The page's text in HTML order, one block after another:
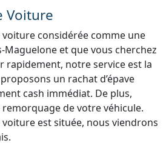
Voiture
voiture considérée comme une
Maguelone et que vous cherchez
rapidement, notre service est la
un rachat d’épave
cash immédiat. De plus,
de votre véhicule.
est située, nous viendrons